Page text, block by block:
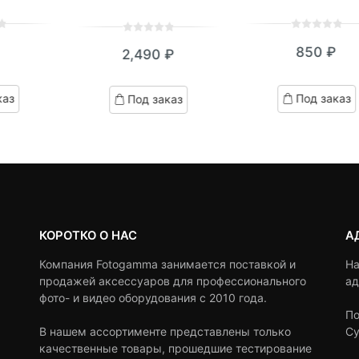
out
based
on
customer
2,490 ₽
Под заказ
out
based
on
customer
850₽
Под заказ
КОРОТКО О НАС
Компания Fotogamma занимается поставкой и
продажей аксессуаров для профессионального
фото- и видео оборудования с 2010 года.
В нашем ассортименте представлены только
качественные товары, прошедшие тестирование